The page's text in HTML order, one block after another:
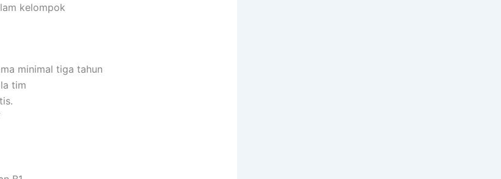
kelompok
minimal tiga tahun
tim